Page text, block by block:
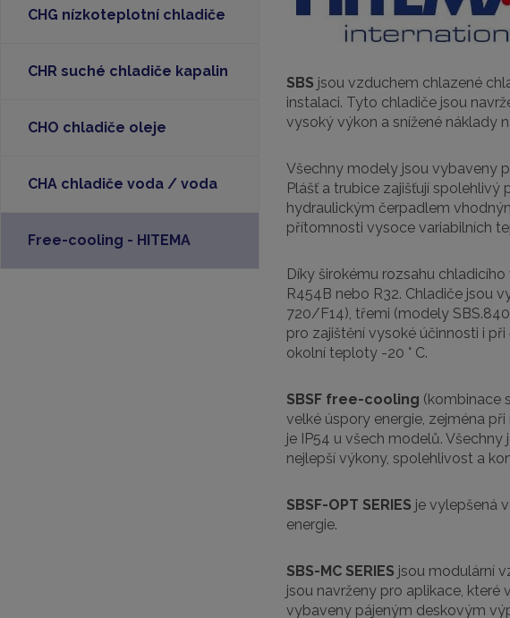
SBS jsou vzduchem chlazené
instalaci. Tyto chladiče jsou
vysoký výkon a snížené náklady
Všechny modely jsou vybaveny
Plášť a trubice zajišťují
hydraulickým čerpadlem
přítomnosti vysoce variabilních
Díky širokému rozsahu
R454B nebo R32. Chladiče jsou
720/F14), třemi (modely
pro zajištění vysoké účinnosti i
okolní teploty -20 ° C.
SBSF free-cooling (kombinace
velké úspory energie, zejména
je IP54 u všech modelů.
nejlepší výkony, spolehlivost a
SBSF-OPT SERIES je vylepšená
energie.
SBS-MC SERIES jsou modulární
jsou navrženy pro aplikace,
vybaveny pájeným deskovým
CHG nízkoteplotní chladiče
CHR suché chladiče kapalin
CHO chladiče oleje
CHA chladiče voda / voda
Free-cooling - HITEMA